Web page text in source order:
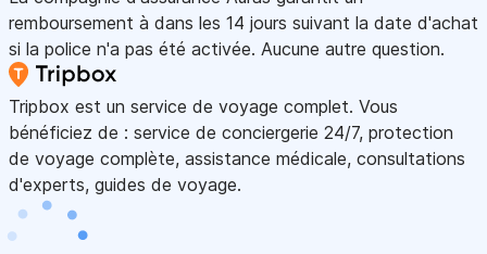
remboursement à dans les 14 jours suivant la date d'achat
si la police n'a pas été activée. Aucune autre question.
Tripbox est un service de voyage complet. Vous
bénéficiez de : service de conciergerie 24/7, protection
de voyage complète, assistance médicale, consultations
d'experts, guides de voyage.